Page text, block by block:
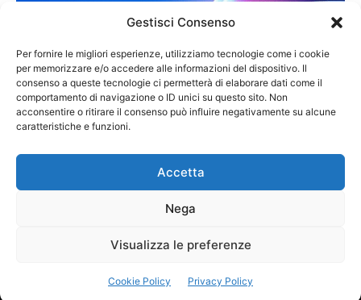
Gestisci Consenso
Per fornire le migliori esperienze, utilizziamo tecnologie come i cookie
per memorizzare e/o accedere alle informazioni del dispositivo. Il
consenso a queste tecnologie ci permetterà di elaborare dati come il
comportamento di navigazione o ID unici su questo sito. Non
acconsentire o ritirare il consenso può influire negativamente su alcune
caratteristiche e funzioni.
Accetta
Nega
Visualizza le preferenze
Cookie Policy Privacy Policy
Contatti Cookie Policy Privacy Policy
Palmi